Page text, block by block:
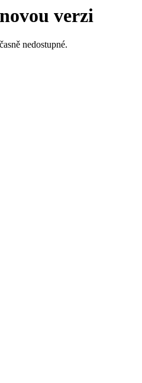
verzi
nedostupné.